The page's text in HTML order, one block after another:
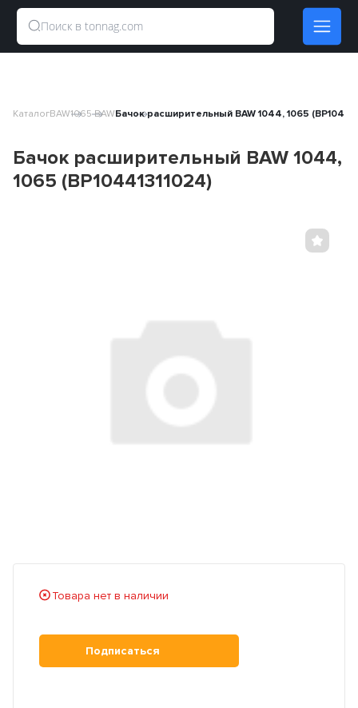
КаталогBAW1065 BAWБачок расширительный BAW 1044, 1065
Бачок расширительный BAW 1044,
1065 (BP10441311024)
Товара нет в наличии
Подписаться